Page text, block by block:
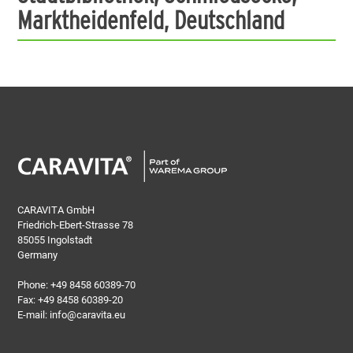
Marktheidenfeld, Deutschland
CARAVITA GmbH
Friedrich-Ebert-Strasse 78
85055 Ingolstadt
Germany
Phone:+49 8458 60389-70
Fax: +49 8458 60389-20
E-mail: info@caravita.eu